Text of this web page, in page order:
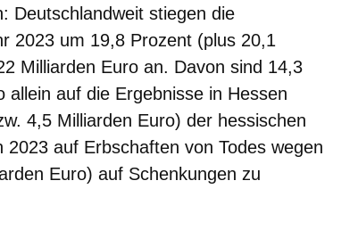
Deutschlandweit stiegen die
2023 um 19,8 Prozent (plus 20,1
Milliarden Euro an. Davon sind 14,3
allein auf die Ergebnisse in Hessen
4,5 Milliarden Euro) der hessischen
auf Erbschaften von Todes wegen
Euro) auf Schenkungen zu